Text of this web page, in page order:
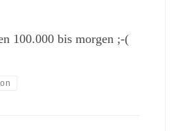
100.000 bis morgen ;-(